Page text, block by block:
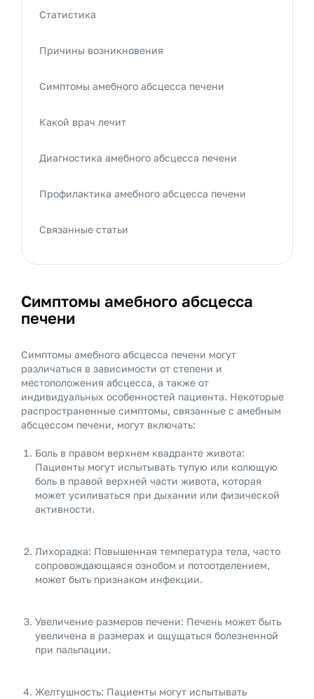
Симптомы амебного абсцесса
печени
Симптомы амебного абсцесса печени могут
различаться в зависимости от степени и
местоположения абсцесса, а также от
индивидуальных особенностей пациента. Некоторые
распространенные симптомы, связанные с амебным
абсцессом печени, могут включать:
Боль в правом верхнем квадранте живота:
Пациенты могут испытывать тупую или колющую
боль в правой верхней части живота, которая
может усиливаться при дыхании или физической
активности.
Лихорадка: Повышенная температура тела, часто
сопровождающаяся ознобом и потоотделением,
может быть признаком инфекции.
Увеличение размеров печени: Печень может быть
увеличена в размерах и ощущаться болезненной
при пальпации.
Желтушность: Пациенты могут испытывать
Статистика
Причины возникновения
Симптомы амебного абсцесса печени
Какой врач лечит
Диагностика амебного абсцесса печени
Профилактика амебного абсцесса печени
Связанные статьи